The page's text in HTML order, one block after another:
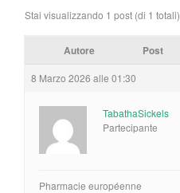
Stai visualizzando 1 post (di 1 totali)
Autore Post
8 Marzo 2026 alle 01:30
TabathaSickels
Partecipante
Pharmacie européenne